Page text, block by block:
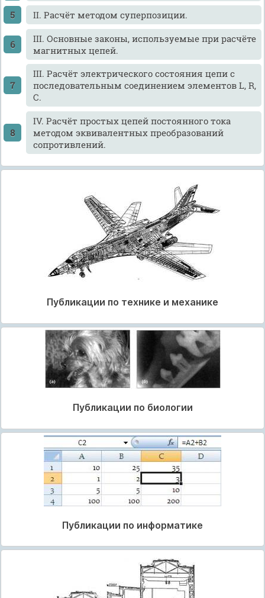
II. Расчёт методом суперпозиции.
III. Основные законы, используемые при расчёте
магнитных цепей.
III. Расчёт электрического состояния цепи с
последовательным соединением элементов L, R,
C.
IV. Расчёт простых цепей постоянного тока
методом эквивалентных преобразований
сопротивлений.
Публикации по технике и механике
Публикации по биологии
Публикации по информатике